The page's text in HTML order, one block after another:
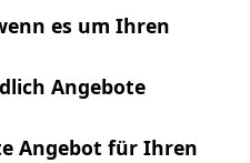
es um Ihren
Angebote
Angebot für Ihren